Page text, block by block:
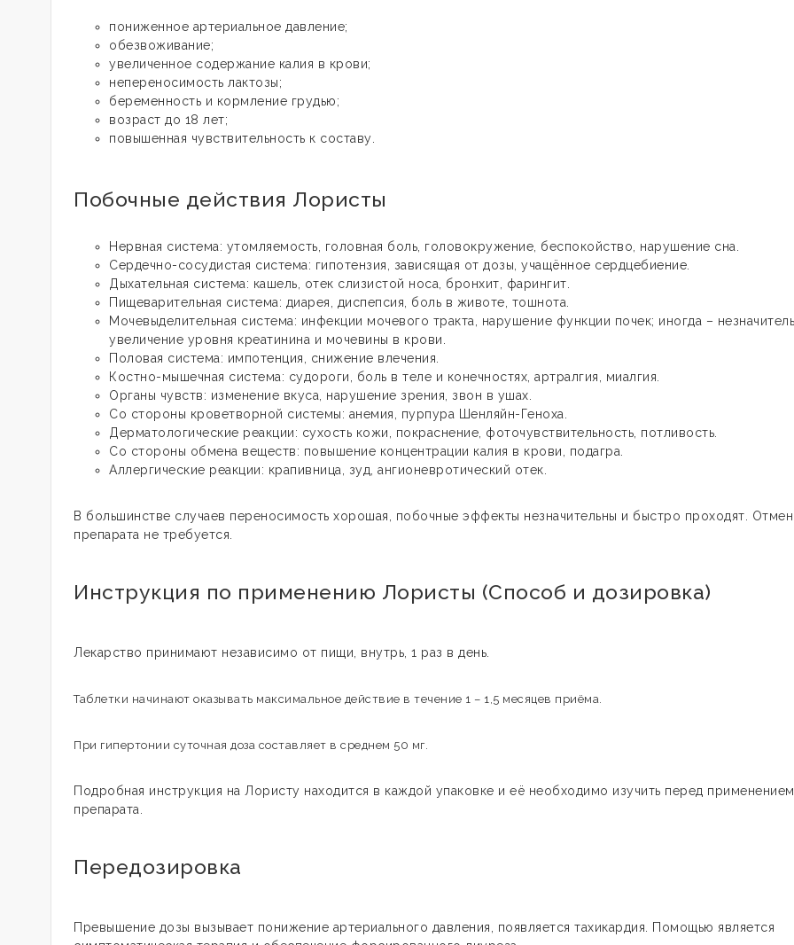
пониженное артериальное давление;
обезвоживание;
увеличенное содержание калия в крови;
непереносимость лактозы;
беременность и кормление грудью;
возраст до 18 лет;
повышенная чувствительность к составу.
Побочные действия Лористы
Нервная система: утомляемость, головная боль, головокружение, беспокойство, нарушение сна.
Сердечно-сосудистая система: гипотензия, зависящая от дозы, учащённое сердцебиение.
Дыхательная система: кашель, отек слизистой носа, бронхит, фарингит.
Пищеварительная система: диарея, диспепсия, боль в животе, тошнота.
Мочевыделительная система: инфекции мочевого тракта, нарушение функции почек; иногда –
увеличение уровня креатинина и мочевины в крови.
Половая система: импотенция, снижение влечения.
Костно-мышечная система: судороги, боль в теле и конечностях, артралгия, миалгия.
Органы чувств: изменение вкуса, нарушение зрения, звон в ушах.
Со стороны кроветворной системы: анемия, пурпура Шенляйн-Геноха.
Дерматологические реакции: сухость кожи, покраснение, фоточувствительность, потливость.
Со стороны обмена веществ: повышение концентрации калия в крови, подагра.
Аллергические реакции: крапивница, зуд, ангионевротический отек.
В большинстве случаев переносимость хорошая, побочные эффекты незначительны и быстро проходят.
препарата не требуется.
Инструкция по применению Лористы (Способ и дозировка)
Лекарство принимают независимо от пищи, внутрь, 1 раз в день.
Таблетки начинают оказывать максимальное действие в течение 1 – 1,5 месяцев приёма.
При гипертонии суточная доза составляет в среднем 50 мг.
Подробная инструкция на Лористу находится в каждой упаковке и её необходимо изучить перед применением
препарата.
Передозировка
Превышение дозы вызывает понижение артериального давления, появляется тахикардия. Помощью является